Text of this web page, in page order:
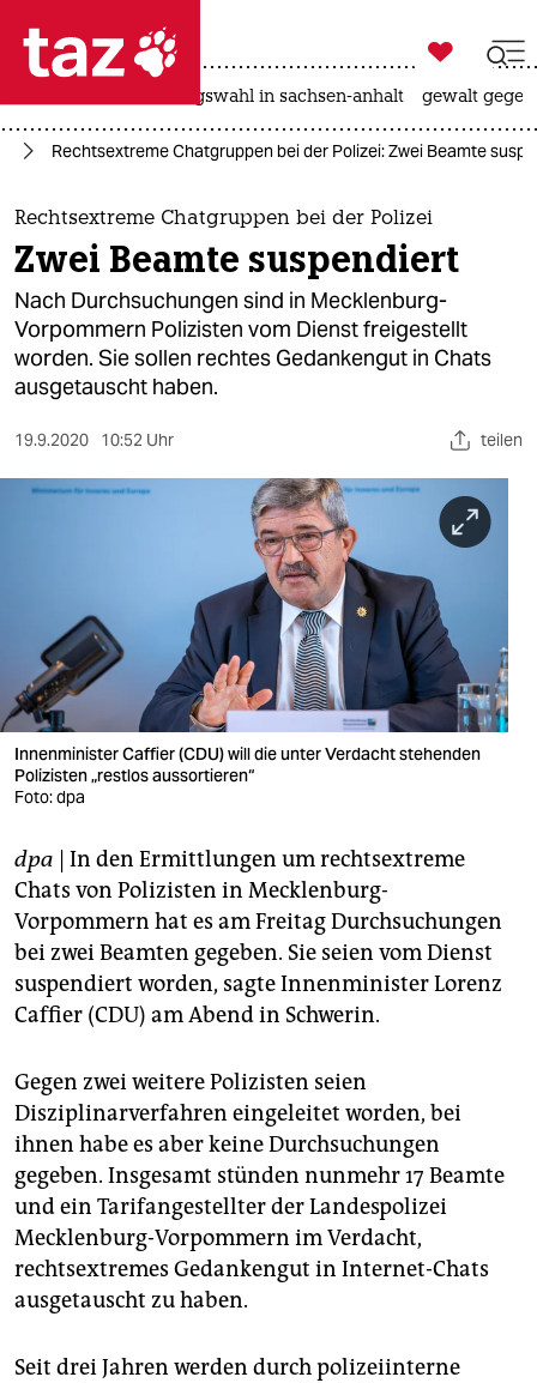
 taz zahl ich
taz zahl ich
themen
politik
öko
gesellschaft
kultur
sport
wahrheit
verlag
verlag
veranstaltungen
fragen & hilfe
unterstützen
abo
genossenschaft
epaper login

taz zahl ich
landtagswahl in sachsen-anhalt gewalt
Rechtsextreme Chatgruppen bei der Polizei: Zwei Beamte
Rechtsextreme Chatgruppen bei der Polizei
Zwei Beamte suspendiert
Nach Durchsuchungen sind in Mecklenburg-
Vorpommern Polizisten vom Dienst freigestellt
worden. Sie sollen rechtes Gedankengut in Chats
ausgetauscht haben.
19.9.2020 10:52 Uhr teilen
Innenminister Caffier (CDU) will die unter Verdacht stehenden
Polizisten „restlos aussortieren“
Foto: dpa
dpa | In den Ermittlungen um rechtsextreme
Chats von Polizisten in Mecklenburg-
Vorpommern hat es am Freitag Durchsuchungen
bei zwei Beamten gegeben. Sie seien vom Dienst
suspendiert worden, sagte Innenminister Lorenz
Caffier (CDU) am Abend in Schwerin.
Gegen zwei weitere Polizisten seien
Disziplinarverfahren eingeleitet worden, bei
ihnen habe es aber keine Durchsuchungen
gegeben. Insgesamt stünden nunmehr 17 Beamte
und ein Tarifangestellter der Landespolizei
Mecklenburg-Vorpommern im Verdacht,
rechtsextremes Gedankengut in Internet-Chats
ausgetauscht zu haben.
Seit drei Jahren werden durch polizeiinterne